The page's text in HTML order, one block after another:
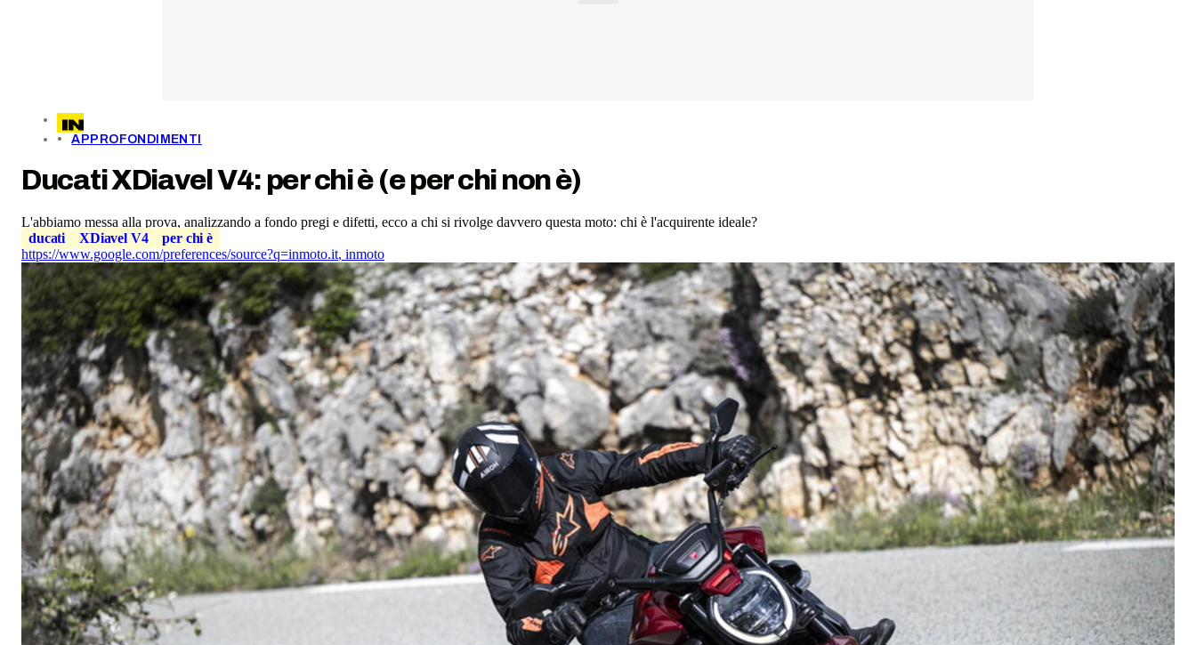
APPROFONDIMENTI
Ducati XDiavel V4: per chi è (e per chi non è)
L'abbiamo messa alla prova, analizzando a fondo pregi e difetti, ecco a chi si rivolge davvero questa moto: chi è l'acquirente ideale?
ducati
XDiavel V4
per chi è
https://www.google.com/preferences/source?q=inmoto.it, inmoto